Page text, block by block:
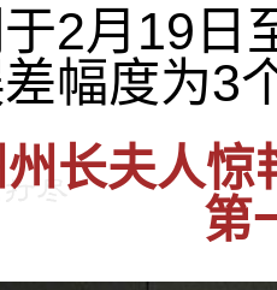
2月19日
幅度为3
长夫人惊
第